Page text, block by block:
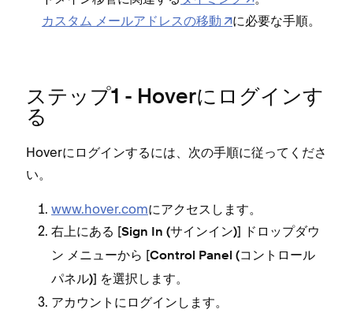
カスタム メ⁠ールアドレスの移動
に必要な手順⁠。
ステ⁠ップ1 - Hoverにログインす
る
Hoverにログインするには⁠、次の手順に従⁠ってくださ
い⁠。
www⁠.hover⁠.comにアクセスします⁠。
右上にある [⁠Sign In (⁠サインイン⁠)⁠] ドロ⁠ップダウ
ン メニ⁠ュ⁠ーから [⁠Control Panel (⁠コントロ⁠ール
パネル⁠)⁠] を選択します⁠。
アカウントにログインします⁠。